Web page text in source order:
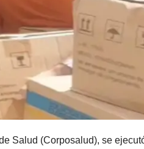
Salud (Corposalud), se